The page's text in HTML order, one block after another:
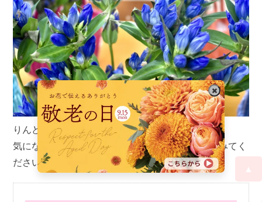
りんどうに関する疑問をまとめました。
気になったところは、もっと詳しくチェックしてみてく
ださいね。